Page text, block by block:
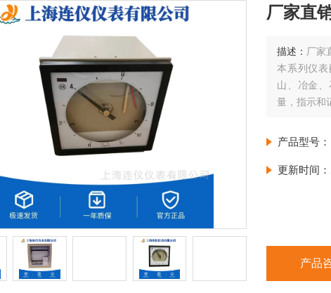
厂家直
描述： 厂家
本系列仪
山、冶金
量，指示和
产品型号：
更新时间：
产品